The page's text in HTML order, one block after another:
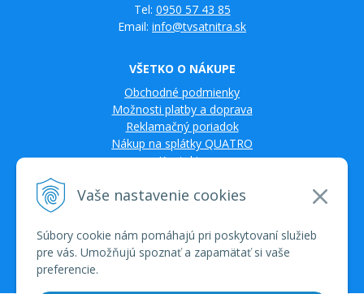
Vaše nastavenie cookies
Súbory cookie nám pomáhajú pri poskytovaní služieb
pre vás. Umožňujú spoznať a zapamätať si vaše
preferencie.
Tel: 0950 57 43 85
Email: info@tvsatnitra.sk
VŠETKO O NÁKUPE
Obchodné podmienky
Možnosti platby a doprava
Reklamačný poriadok
Nákup na splátky QUATRO
Kontakty